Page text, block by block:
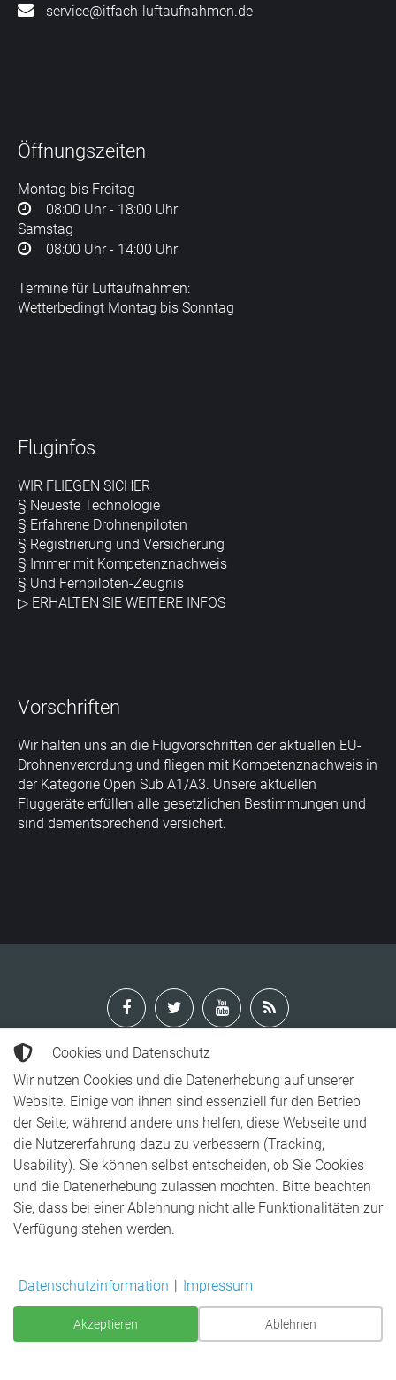
service@itfach-luftaufnahmen.de
Öffnungszeiten
Montag bis Freitag
08:00 Uhr - 18:00 Uhr
Samstag
08:00 Uhr - 14:00 Uhr
Termine für Luftaufnahmen:
Wetterbedingt Montag bis Sonntag
Fluginfos
WIR FLIEGEN SICHER
§ Neueste Technologie
§ Erfahrene Drohnenpiloten
§ Registrierung und Versicherung
§ Immer mit Kompetenznachweis
§ Und Fernpiloten-Zeugnis
▷ ERHALTEN SIE WEITERE INFOS
Vorschriften
Wir halten uns an die Flugvorschriften der aktuellen EU-
Drohnenverordung und fliegen mit Kompetenznachweis in
der Kategorie Open Sub A1/A3. Unsere aktuellen
Fluggeräte erfüllen alle gesetzlichen Bestimmungen und
sind dementsprechend versichert.
Jeglicher auf dieser Webseite gelistete Inhalt unterliegt dem
Urheberrecht von Drohnenluftaufnahme.de. Darunter zählen
Texte sowie Bilder.
Die Verwendung des rechtlich geschützen Inhalts ist ohne
unserer Zustimmung untersagt. Weitere Infos dazu gerne bei
Kontaktaufnahme.
Copyright © 2026| Impressum
Zur Vollversion
Cookies und Datenschutz
Wir nutzen Cookies und die Datenerhebung auf unserer
Website. Einige von ihnen sind essenziell für den Betrieb
der Seite, während andere uns helfen, diese Webseite und
die Nutzererfahrung dazu zu verbessern (Tracking,
Usability). Sie können selbst entscheiden, ob Sie Cookies
und die Datenerhebung zulassen möchten. Bitte beachten
Sie, dass bei einer Ablehnung nicht alle Funktionalitäten zur
Verfügung stehen werden.
Datenschutzinformation | Impressum
Akzeptieren Ablehnen